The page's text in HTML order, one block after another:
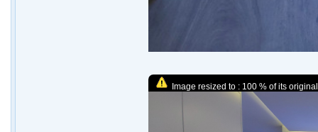
Image resized to : 100 % of its